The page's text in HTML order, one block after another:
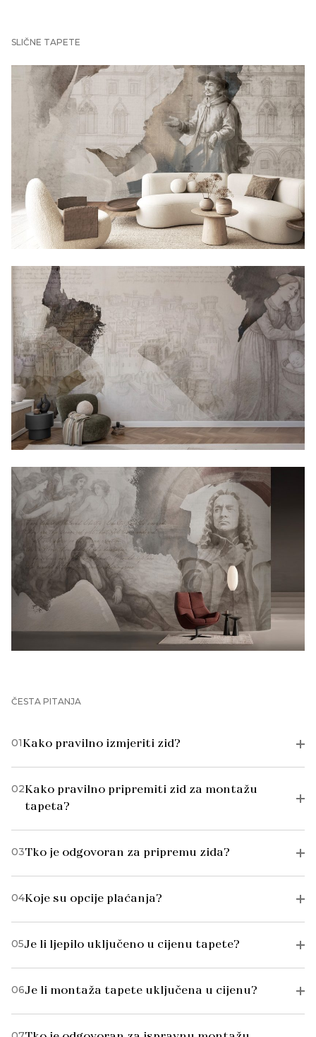
SLIČNE TAPETE
ČESTA PITANJA
01Kako pravilno izmjeriti zid?
02Kako pravilno pripremiti zid za montažu
tapeta?
03Tko je odgovoran za pripremu zida?
04Koje su opcije plaćanja?
05Je li ljepilo uključeno u cijenu tapete?
06Je li montaža tapete uključena u cijenu?